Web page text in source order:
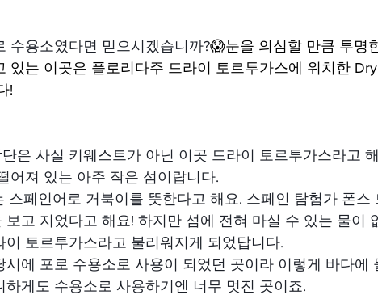
수용소였다면 믿으시겠습니까?😱눈을 의심할 만큼 투명
있는 이곳은 플로리다주 드라이 토르투가스에 위치한
!
은 사실 키웨스트가 아닌 이곳 드라이 토르투가스라고
어져 있는 아주 작은 섬이랍니다.
스페인어로 거북이를 뜻한다고 해요. 스페인 탐험가 폰스
보고 지었다고 해요! 하지만 섬에 전혀 마실 수 있는 물이
이 토르투가스라고 불리워지게 되었답니다.
시에 포로 수용소로 사용이 되었던 곳이라 이렇게 바다에
하게도 수용소로 사용하기엔 너무 멋진 곳이죠.